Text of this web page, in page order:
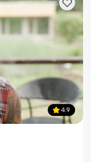
4.9